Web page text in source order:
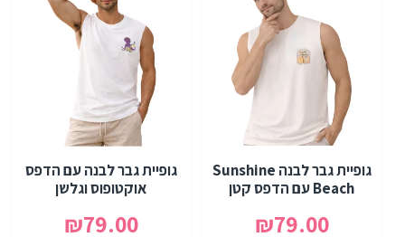
גופיית גבר לבנה Sunshine
Beach עם הדפס קטן
₪79.00
גופיית גבר לבנה עם הדפס
אוקטופוס וגלשן
₪79.00